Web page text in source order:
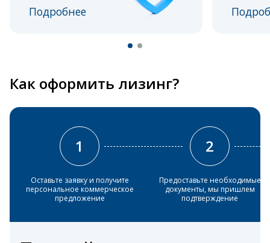
Подробнее
Как оформить лизинг?
1
Оставьте заявку и получите
персональное коммерческое
предложение
2
Предоставьте необходимые
документы, мы пришлем
подтверждение